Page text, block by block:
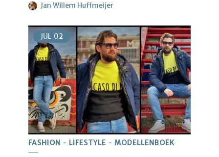
Jan Willem Huffmeijer
JUL 02
FASHION LIFESTYLE MODELLENBOEK